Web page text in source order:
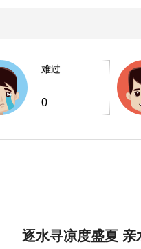
难过
0
逐水寻凉度盛夏 亲